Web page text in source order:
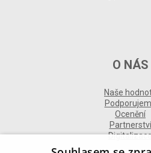
O NÁS
Naše
Ocenění
Partnerství